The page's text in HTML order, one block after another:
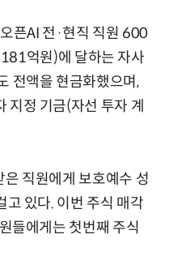
픈AI 전·현직 직원 600
억원)에 달하는 자사
전액을 현금화했으며,
지정 기금(자선 투자 계
직원에게 보호예수 성
고 있다. 이번 주식 매각
들에게는 첫번째 주식